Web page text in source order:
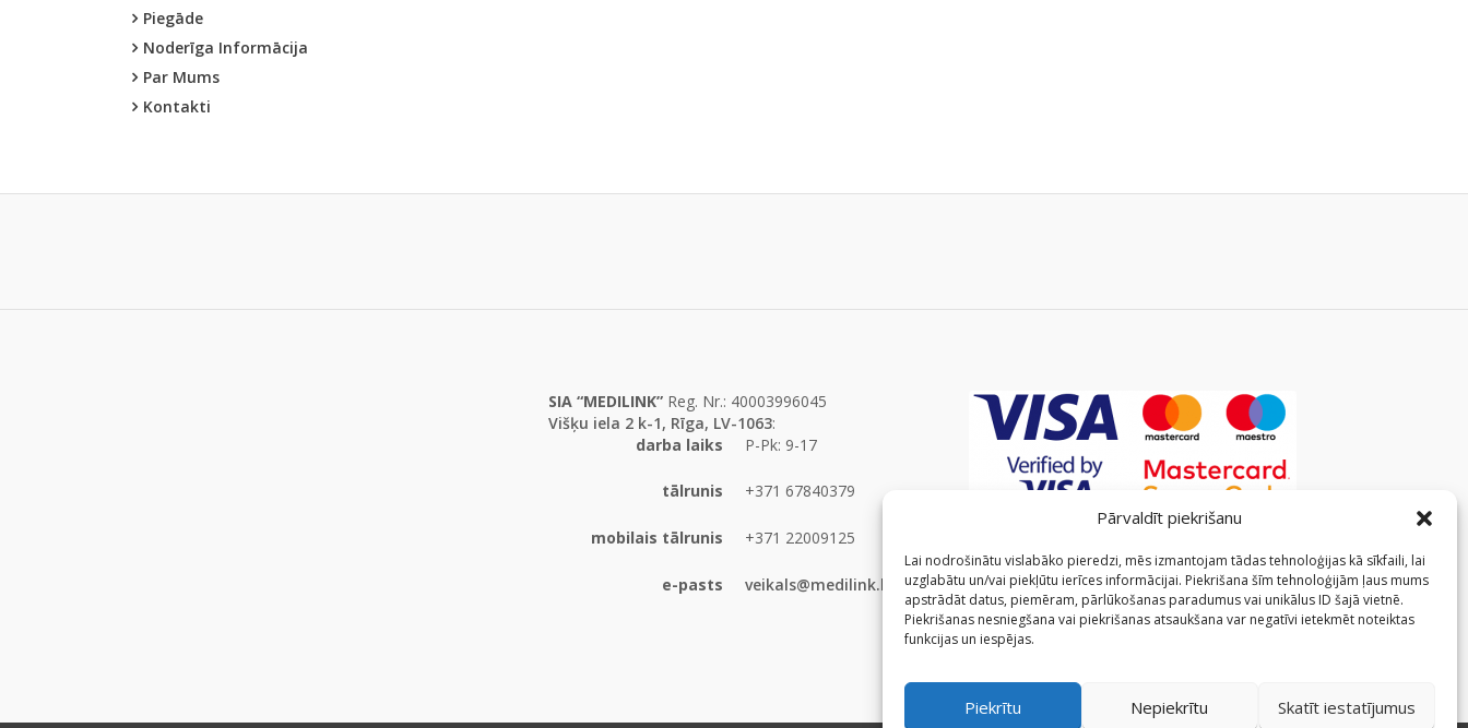
Pārvaldīt piekrišanu
Lai nodrošinātu vislabāko pieredzi, mēs izmantojam tādas tehnoloģijas kā sīkfaili, lai
uzglabātu un/vai piekļūtu ierīces informācijai. Piekrišana šīm tehnoloģijām ļaus mums
apstrādāt datus, piemēram, pārlūkošanas paradumus vai unikālus ID šajā vietnē.
Piekrišanas nesniegšana vai piekrišanas atsaukšana var negatīvi ietekmēt noteiktas
funkcijas un iespējas.
Piekrītu Nepiekrītu Skatīt iestatījumus
Piegāde
Noderīga Informācija
Par Mums
Kontakti
SIA “MEDILINK” Reg. Nr.: 40003996045
Višķu iela 2 k-1, Rīga, LV-1063:
darba laiks
P-Pk: 9-17
tālrunis +371 67840379
mobilais tālrunis +371 22009125
e-pasts veikals@medilink.lv